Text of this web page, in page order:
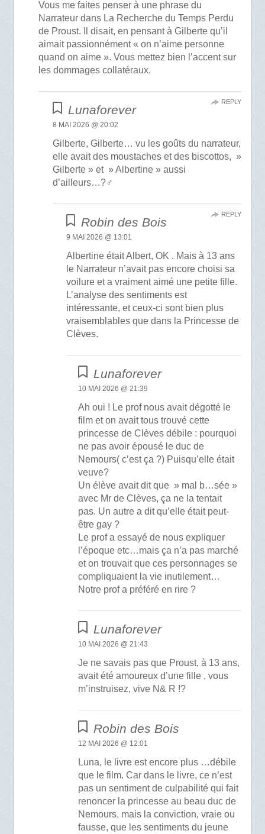
Vous me faites penser à une phrase du
Narrateur dans La Recherche du Temps Perdu
de Proust. Il disait, en pensant à Gilberte qu’il
aimait passionnément « on n’aime personne
quand on aime ». Vous mettez bien l’accent sur
les dommages collatéraux.
Lunaforever
8 MAI 2026 @ 20:02
Gilberte, Gilberte… vu les goûts du narrateur,
elle avait des moustaches et des biscottos, »
Gilberte » et » Albertine » aussi
d’ailleurs…?‍♂️
REPLY
Robin des Bois
9 MAI 2026 @ 13:01
Albertine était Albert, OK . Mais à 13 ans
le Narrateur n’avait pas encore choisi sa
voilure et a vraiment aimé une petite fille.
L’analyse des sentiments est
intéressante, et ceux-ci sont bien plus
vraisemblables que dans la Princesse de
Clèves.
REPLY
Lunaforever
10 MAI 2026 @ 21:39
Ah oui ! Le prof nous avait dégotté le
film et on avait tous trouvé cette
princesse de Clèves débile : pourquoi
ne pas avoir épousé le duc de
Nemours( c’est ça ?) Puisqu’elle était
veuve?
Un élève avait dit que » mal b…sée »
avec Mr de Clèves, ça ne la tentait
pas. Un autre a dit qu’elle était peut-
être gay ?
Le prof a essayé de nous expliquer
l’époque etc…mais ça n’a pas marché
et on trouvait que ces personnages se
compliquaient la vie inutilement…
Notre prof a préféré en rire ?
Lunaforever
10 MAI 2026 @ 21:43
Je ne savais pas que Proust, à 13 ans,
avait été amoureux d’une fille , vous
m’instruisez, vive N& R !?
Robin des Bois
12 MAI 2026 @ 12:01
Luna, le livre est encore plus …débile
que le film. Car dans le livre, ce n’est
pas un sentiment de culpabilité qui fait
renoncer la princesse au beau duc de
Nemours, mais la conviction, vraie ou
fausse, que les sentiments du jeune